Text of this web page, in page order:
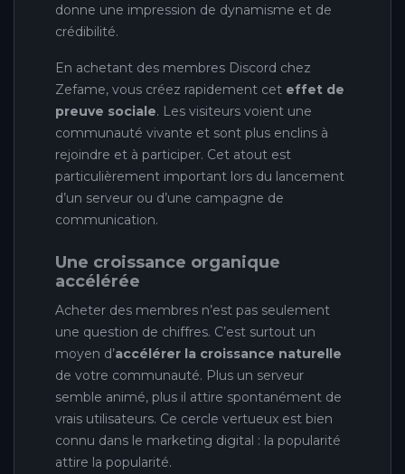
donne une impression de dynamisme et de
crédibilité.
En achetant des membres Discord chez
Zefame, vous créez rapidement cet effet de
preuve sociale. Les visiteurs voient une
communauté vivante et sont plus enclins à
rejoindre et à participer. Cet atout est
particulièrement important lors du lancement
d’un serveur ou d’une campagne de
communication.
Une croissance organique
accélérée
Acheter des membres n’est pas seulement
une question de chiffres. C’est surtout un
moyen d’accélérer la croissance naturelle
de votre communauté. Plus un serveur
semble animé, plus il attire spontanément de
vrais utilisateurs. Ce cercle vertueux est bien
connu dans le marketing digital : la popularité
attire la popularité.